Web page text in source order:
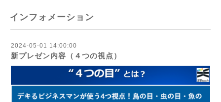
インフォメーション
2024-05-01 14:00:00
新プレゼン内容（４つの視点）